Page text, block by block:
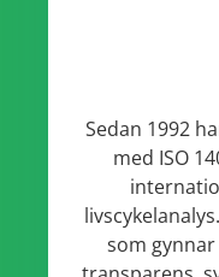
Sedan 1992
med ISO
som